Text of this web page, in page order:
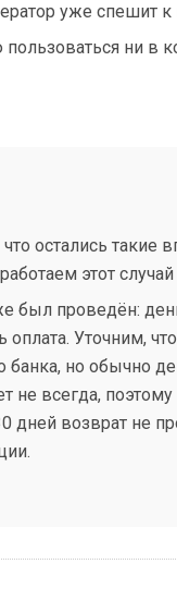
уже спешит к
ни в
остались такие
этот
был проведён:
оплата. Уточним,
но обычно
не всегда,
дней возврат не